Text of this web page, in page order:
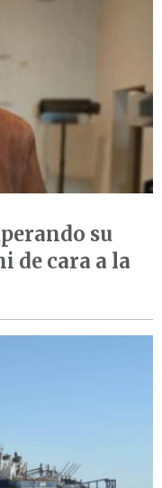
su
de cara a la